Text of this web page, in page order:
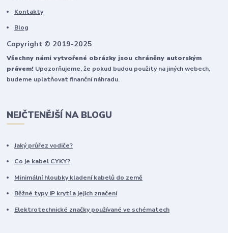
Kontakty
Blog
Copyright © 2019-2025
Všechny námi vytvořené obrázky jsou chráněny autorským
právem! Upozorňujeme, že pokud budou použity na jiných webech,
budeme uplatňovat finanční náhradu.
NEJČTENĚJŠÍ NA BLOGU
Jaký průřez vodiče?
Co je kabel CYKY?
Minimální hloubky kladení kabelů do země
Běžné typy IP krytí a jejich značení
Elektrotechnické značky používané ve schématech